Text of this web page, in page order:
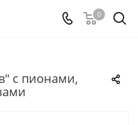
0
с пионами,